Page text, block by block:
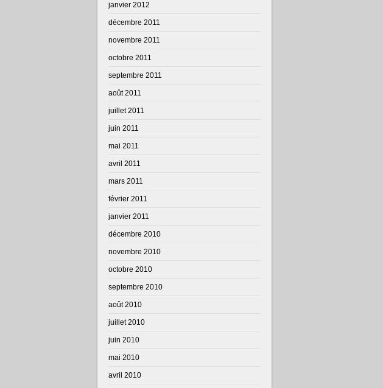
janvier 2012
décembre 2011
novembre 2011
octobre 2011
septembre 2011
août 2011
juillet 2011
juin 2011
mai 2011
avril 2011
mars 2011
février 2011
janvier 2011
décembre 2010
novembre 2010
octobre 2010
septembre 2010
août 2010
juillet 2010
juin 2010
mai 2010
avril 2010